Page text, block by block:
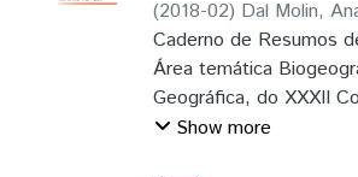
(2018-02) Dal Molin,
Elaine Della Giustina;
José;Faria Junior, Luiz
Pie, Marcio Roberto;
Peter
Caderno de Resumos
Área temática
Geográfica, do XXXII
de Zoologia
Show more